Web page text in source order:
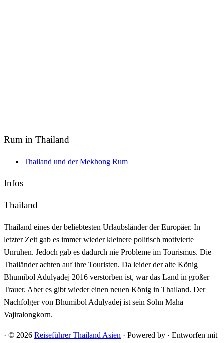
Rum in Thailand
Thailand und der Mekhong Rum
Infos
Thailand
Thailand eines der beliebtesten Urlaubsländer der Europäer. In
letzter Zeit gab es immer wieder kleinere politisch motivierte
Unruhen. Jedoch gab es dadurch nie Probleme im Tourismus. Die
Thailänder achten auf ihre Touristen. Da leider der alte König
Bhumibol Adulyadej 2016 verstorben ist, war das Land in großer
Trauer. Aber es gibt wieder einen neuen König in Thailand. Der
Nachfolger von Bhumibol Adulyadej ist sein Sohn Maha
Vajiralongkorn.
· © 2026 Reiseführer Thailand Asien · Powered by · Entworfen mit